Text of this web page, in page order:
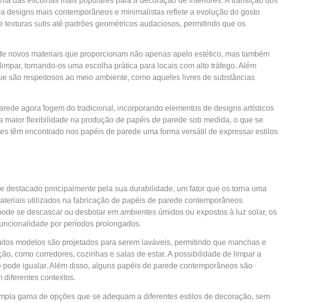
mais contemporâneos e minimalistas reflete a evolução do gosto
sutis até padrões geométricos audaciosos, permitindo que os
novos materiais que proporcionam não apenas apelo estético, mas também
tornando-os uma escolha prática para locais com alto tráfego. Além
são respeitosos ao meio ambiente, como aqueles livres de substâncias
agora fogem do tradicional, incorporando elementos de designs artísticos
flexibilidade na produção de papéis de parede sob medida, o que se
têm encontrado nos papéis de parede uma forma versátil de expressar estilos
principalmente pela sua durabilidade, um fator que os torna uma
utilizados na fabricação de papéis de parede contemporâneos
se descascar ou desbotar em ambientes úmidos ou expostos à luz solar, os
por períodos prolongados.
modelos são projetados para serem laváveis, permitindo que manchas e
como corredores, cozinhas e salas de estar. A possibilidade de limpar a
igualar. Além disso, alguns papéis de parede contemporâneos são
diferentes contextos.
gama de opções que se adequam a diferentes estilos de decoração, sem